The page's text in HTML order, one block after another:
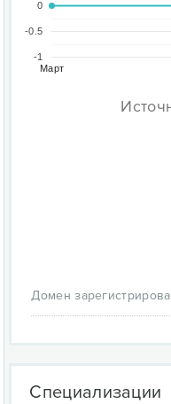
Март
-1
-0.5
0
Домен
Специализации